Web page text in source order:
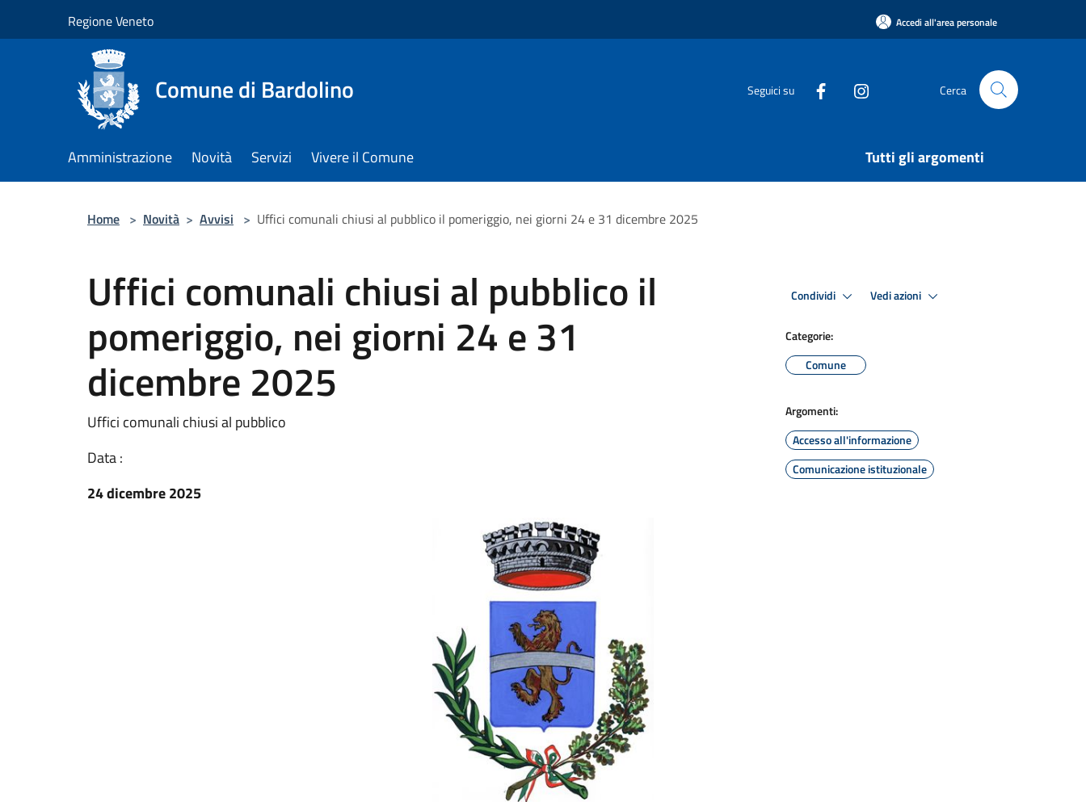
Regione Veneto Accedi all'area personale
Comune di Bardolino Seguici su Cerca
Amministrazione Novità Servizi Vivere il Comune Tutti gli argomenti
Home > Novità > Avvisi > Uffici comunali chiusi al pubblico il pomeriggio, nei giorni 24 e 31 dicembre 2025
Uffici comunali chiusi al pubblico il
pomeriggio, nei giorni 24 e 31
dicembre 2025
Uffici comunali chiusi al pubblico
Data :
24 dicembre 2025
Condividi Vedi azioni
Categorie:
Comune
Argomenti:
Accesso all'informazione
Comunicazione istituzionale